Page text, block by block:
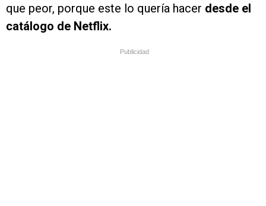
que peor, porque este lo quería hacer desde el
catálogo de Netflix.
Publicidad